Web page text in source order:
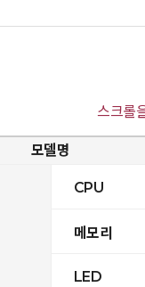
스크롤
모델명
CPU
메모리
LED